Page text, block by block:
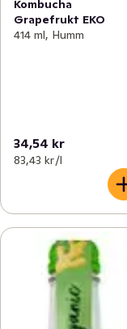
Kombucha
Grapefrukt EKO
414 ml, Humm
34,54 kr
83,43 kr /l